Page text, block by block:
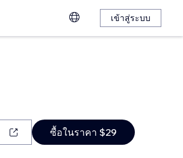
เข้าสู่ระบบ
ซื้อในราคา $29